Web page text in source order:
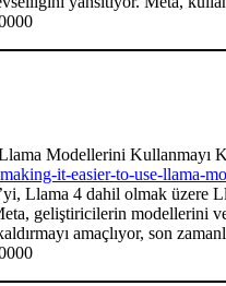
Modellerini Kullanmayı
it-easier-to-use-llama-
Llama 4 dahil olmak üzere
geliştiricilerin modellerini
amaçlıyor, son